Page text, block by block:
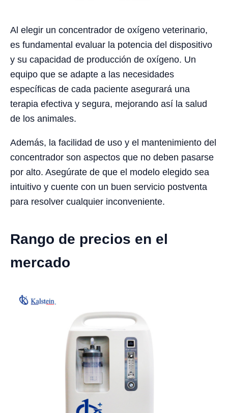
Al elegir un concentrador de oxígeno veterinario,
es fundamental evaluar la potencia del dispositivo
y su capacidad de producción de oxígeno. Un
equipo que se adapte a las necesidades
específicas de cada paciente asegurará una
terapia efectiva y segura, mejorando así la salud
de los animales.
Además, la facilidad de uso y el mantenimiento del
concentrador son aspectos que no deben pasarse
por alto. Asegúrate de que el modelo elegido sea
intuitivo y cuente con un buen servicio postventa
para resolver cualquier inconveniente.
Rango de precios en el
mercado